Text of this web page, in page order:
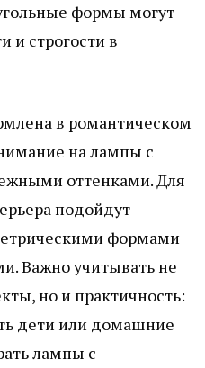
формы могут
и строгости в
в романтическом
на лампы с
оттенками. Для
подойдут
формами
Важно учитывать не
но и практичность:
дети или домашние
лампы с